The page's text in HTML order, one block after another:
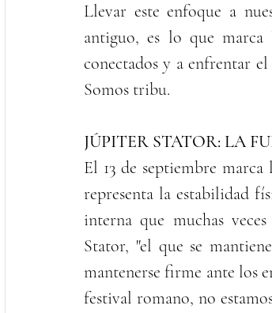
Llevar este enfoque a
antiguo, es lo que
conectados y a enfrentar
Somos tribu.
JÚPITER STATOR: LA
El 13 de septiembre
representa la estabilidad
interna que muchas
Stator, "el que se
mantenerse firme ante los
festival romano, no